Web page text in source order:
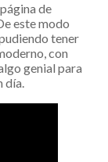
de
este modo
tener
con
genial para
día.